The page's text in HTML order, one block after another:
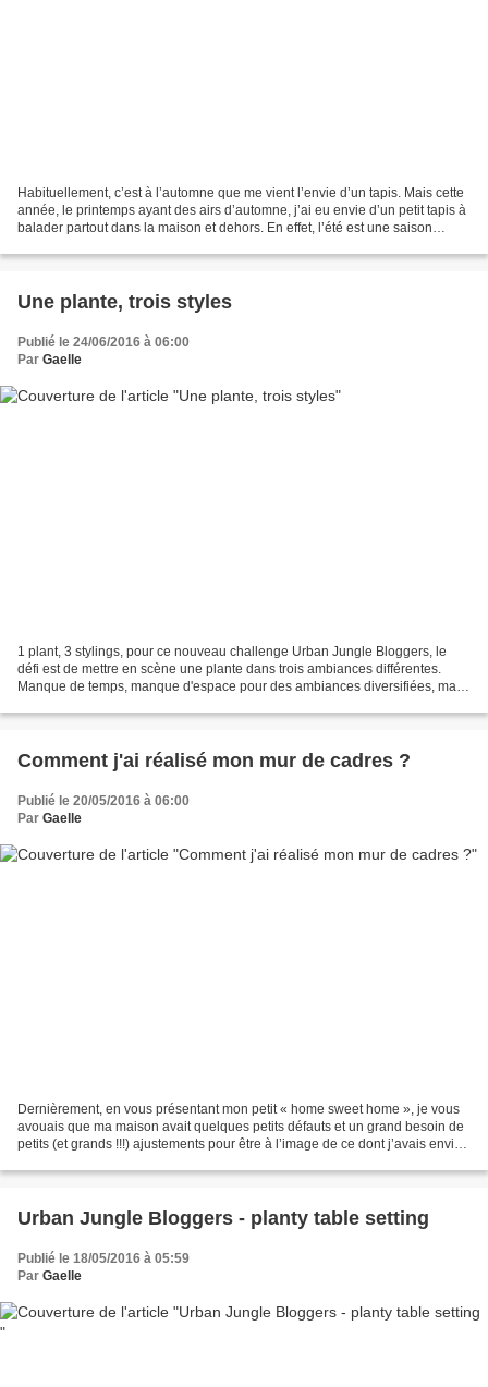
Habituellement, c’est à l’automne que me vient l’envie d’un tapis. Mais cette
année, le printemps ayant des airs d’automne, j’ai eu envie d’un petit tapis à
balader partout dans la maison et dehors. En effet, l’été est une saison
Une plante, trois styles
Publié le 24/06/2016 à 06:00
Par Gaelle
1 plant, 3 stylings, pour ce nouveau challenge Urban Jungle Bloggers, le
défi est de mettre en scène une plante dans trois ambiances différentes.
Manque de temps, manque d'espace pour des ambiances diversifiées, mais
Comment j'ai réalisé mon mur de cadres ?
Publié le 20/05/2016 à 06:00
Par Gaelle
Dernièrement, en vous présentant mon petit « home sweet home », je vous
avouais que ma maison avait quelques petits défauts et un grand besoin de
petits (et grands !!!) ajustements pour être à l’image de ce dont j’avais envie.
Urban Jungle Bloggers - planty table setting
Publié le 18/05/2016 à 05:59
Par Gaelle